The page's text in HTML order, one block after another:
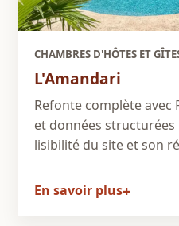
CHAMBRES D'HÔTES ET
L'Amandari
Refonte complète avec
et données
lisibilité du site et son
En savoir plus